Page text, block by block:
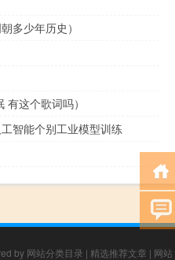
多少年历史）
这个歌词吗）
智能个别工业模型训练
by 网站分类目录 | 精选推荐文章 | 网站